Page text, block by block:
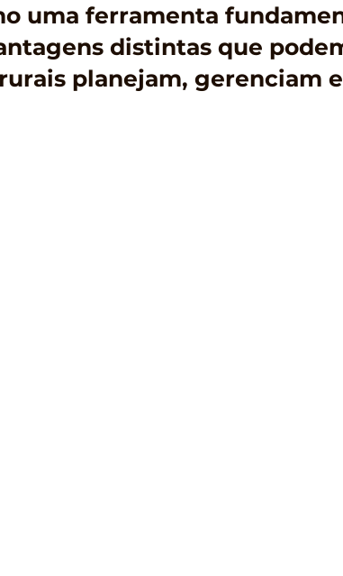
uma ferramenta
distintas que
planejam, gerenciam